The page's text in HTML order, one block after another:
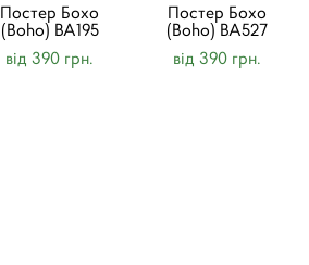
Постер Бохо
(Boho) BA195
від 390 грн.
Постер Бохо
(Boho) BA527
від 390 грн.